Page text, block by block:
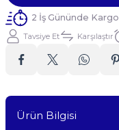
2 İş Gününde
Tavsiye Et Karşılaştır
Ürün Bilgisi